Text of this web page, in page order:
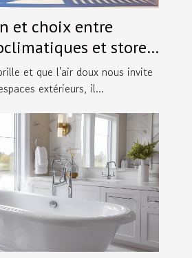
et choix entre
et stores
et que l'air doux nous invite
extérieurs, il...